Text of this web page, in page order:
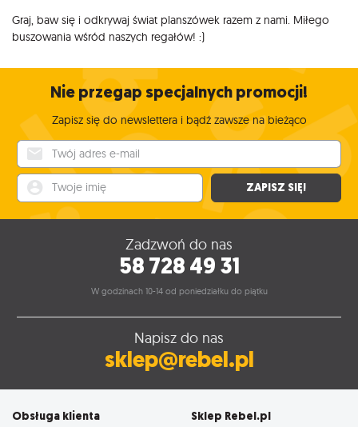
Graj, baw się i odkrywaj świat planszówek razem z nami. Miłego
buszowania wśród naszych regałów! :)
Nie przegap specjalnych promocji!
Zapisz się do newslettera i bądź zawsze na bieżąco
ZAPISZ SIĘ!
Zadzwoń do nas
58 728 49 31
W godzinach 10-14 od poniedziałku do piątku
Napisz do nas
sklep@rebel.pl
Obsługa klienta Sklep Rebel.pl